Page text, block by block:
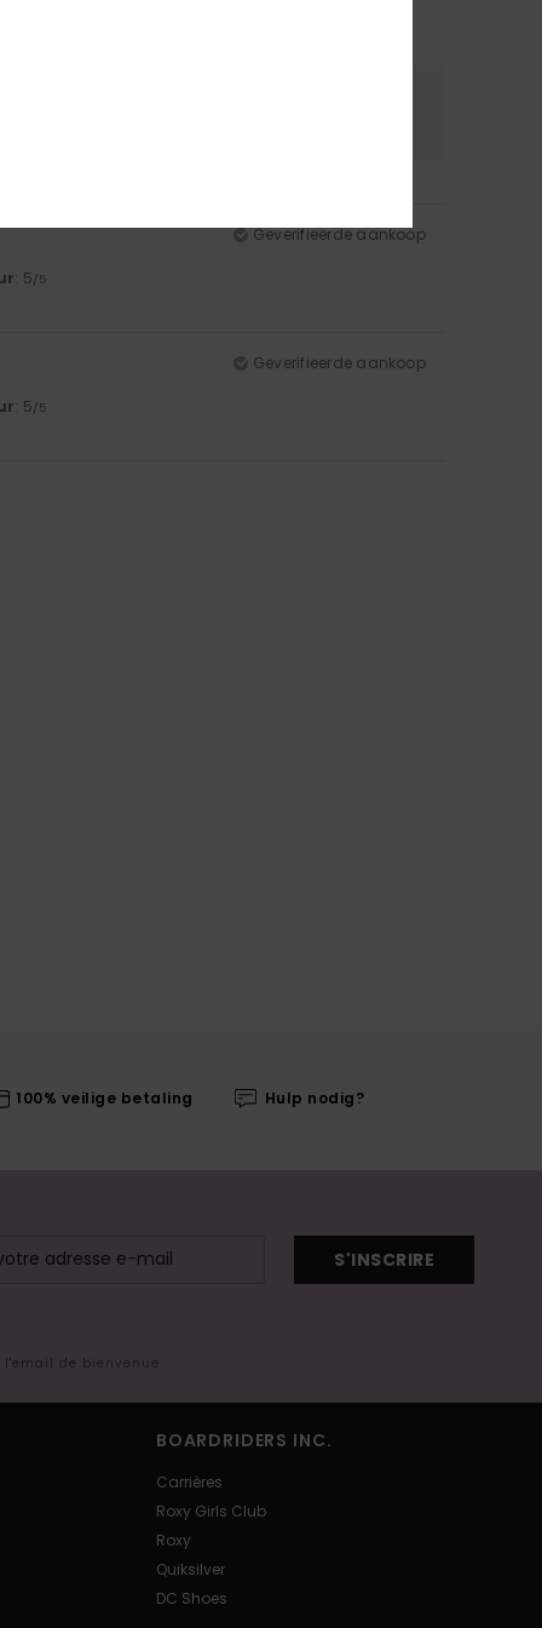
Geverifieerde aankoop
: 5/5
Geverifieerde aankoop
: 5/5
100% veilige betaling Hulp nodig?
S'INSCRIRE
de bienvenue
BOARDRIDERS INC.
Carrières
Roxy Girls Club
Roxy
Quiksilver
DC Shoes